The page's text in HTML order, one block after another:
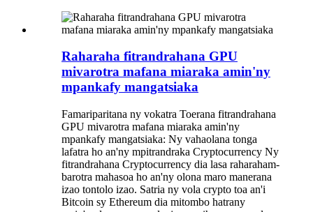
Raharaha fitrandrahana GPU
mivarotra mafana miaraka amin'ny
mpankafy mangatsiaka
Famariparitana ny vokatra Toerana fitrandrahana
GPU mivarotra mafana miaraka amin'ny
mpankafy mangatsiaka: Ny vahaolana tonga
lafatra ho an'ny mpitrandraka Cryptocurrency Ny
fitrandrahana Cryptocurrency dia lasa raharaham-
barotra mahasoa ho an'ny olona maro manerana
izao tontolo izao. Satria ny vola crypto toa an'i
Bitcoin sy Ethereum dia mitombo hatrany